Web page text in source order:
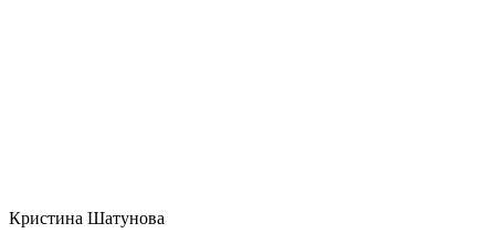
Кристина Шатунова